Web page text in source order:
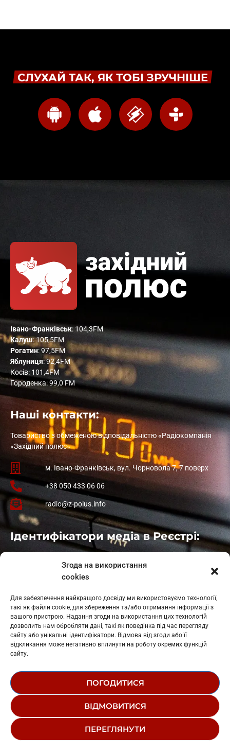
Згода на використання
cookies
Для забезпечення найкращого досвіду ми використовуємо технології,
такі як файли cookie, для збереження та/або отримання інформації з
вашого пристрою. Надання згоди на використання цих технологій
дозволить нам обробляти дані, такі як поведінка під час перегляду
сайту або унікальні ідентифікатори. Відмова від згоди або її
відкликання може негативно вплинути на роботу окремих функцій
сайту.
ПОГОДИТИСЯ
ВІДМОВИТИСЯ
ПЕРЕГЛЯНУТИ
СЛУХАЙ ТАК, ЯК ТОБІ ЗРУЧНІШЕ
Івано-Франківськ: 104,3FM
Калуш: 105,5FM
Рогатин: 97,5FM
Яблуниця: 92,4FM
Косів: 101,4FM
Городенка: 99,0 FM
Наші контакти:
Товариство з обмеженою відповідальністю «Радіокомпанія
«Західний полюс»
м. Івано-Франківськ, вул. Чорновола 7, 7 поверх
+38 050 433 06 06
radio@z-polus.info
Ідентифікатори медіа в Реєстрі:
: L11-01410
: L11-01801
Косів: L11-01805
Гарасимів: L11-02274
© 1995-2026 РК «ЗАХІДНИЙ ПОЛЮС»
РЕДАКЦІЙНИЙ СТАТУТ
СТРУКТУРА ВЛАСНОСТІ